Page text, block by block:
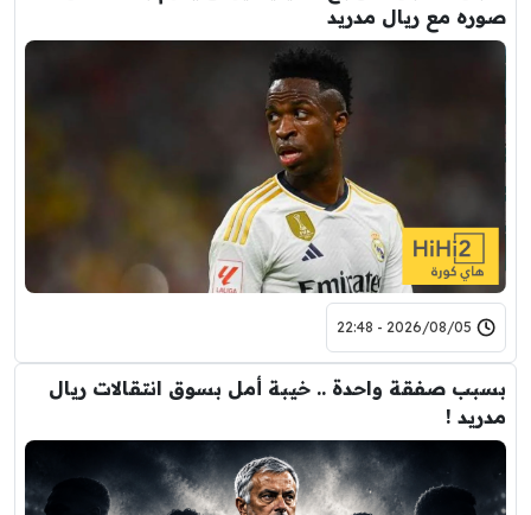
صوره مع ريال مدريد
2026/08/05 - 22:48
بسبب صفقة واحدة .. خيبة أمل بسوق انتقالات ريال
مدريد !